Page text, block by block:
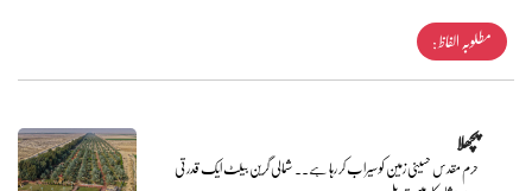
مطلوبہ الفاظ :
پچھلا
حرم مقدس حسینی زمین کو سیراب کر رہا ہے.. شمالی گرین بیلٹ ایک قدرتی